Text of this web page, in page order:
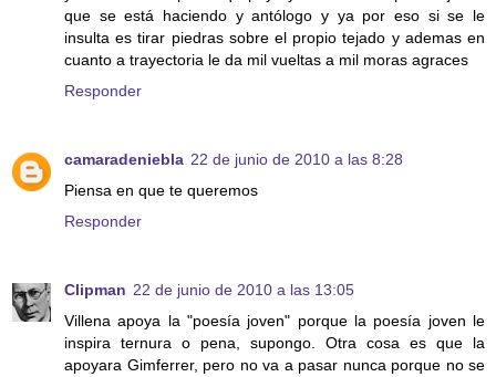
que se está haciendo y antólogo y ya por eso si se le
insulta es tirar piedras sobre el propio tejado y ademas en
cuanto a trayectoria le da mil vueltas a mil moras agraces
Responder
camaradeniebla 22 de junio de 2010 a las 8:28
Piensa en que te queremos
Responder
Clipman 22 de junio de 2010 a las 13:05
Villena apoya la "poesía joven" porque la poesía joven le
inspira ternura o pena, supongo. Otra cosa es que la
apoyara Gimferrer, pero no va a pasar nunca porque no se